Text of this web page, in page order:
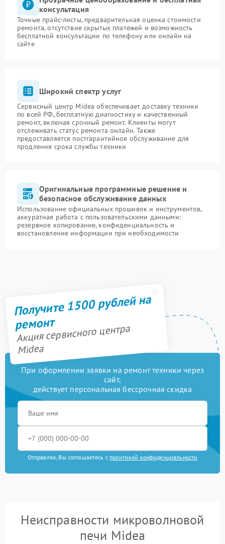
консультация
Точные прайс-листы, предварительная оценка стоимости
ремонта, отсутствие скрытых платежей и возможность
бесплатной консультации по телефону или онлайн на
сайте
Широкий спектр услуг
Сервисный центр Midea обеспечивает доставку техники
по всей РФ, бесплатную диагностику и качественный
ремонт, включая срочный ремонт. Клиенты могут
отслеживать статус ремонта онлайн. Также
предоставляется постгарантийное обслуживание для
продления срока службы техники
Оригинальные программные решение и
безопасное обслуживание данных
Использование официальных прошивок и инструментов,
аккуратная работа с пользовательскими данными:
резервное копирование, конфиденциальность и
восстановление информации при необходимости
Получите 1500 рублей на
ремонт
Акция сервисного центра
Midea
При оформлении заявки на ремонт техники через
сайт,
действует персональная бессрочная скидка
Отправляя, Вы соглашаетесь с политикой конфиденциальности
Неисправности микроволновой
печи Midea